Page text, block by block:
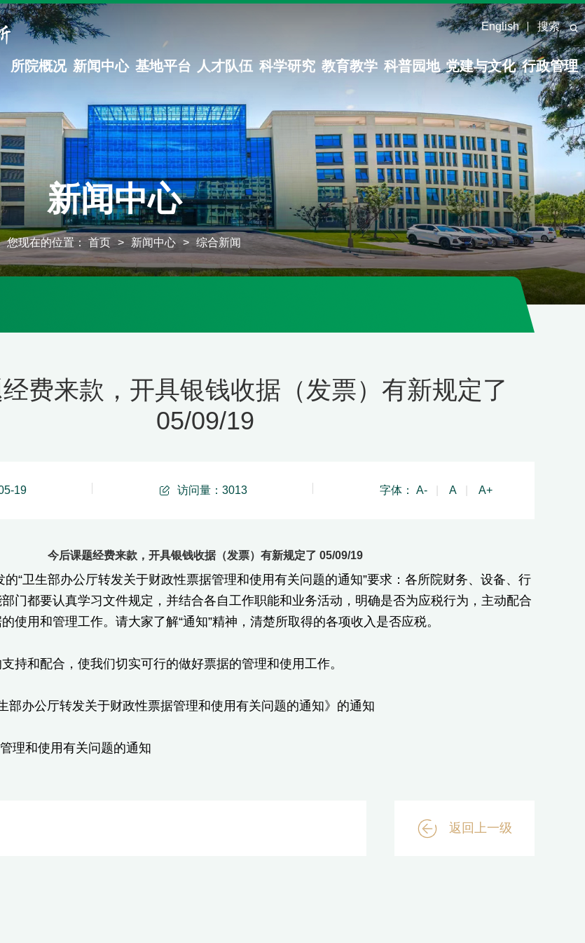
English 搜索
所院概况 新闻中心 基地平台 人才队伍 科学研究 教育教学 科普园地 党建与文化 行政管理
新闻中心
您现在的位置： 首页 > 新闻中心 > 综合新闻
费来款，开具银钱收据（发票）有新规定了
05/09/19
19 访问量： 3013 字体： A- A A+
今后课题经费来款，开具银钱收据（发票）有新规定了 05/09/19
的“卫生部办公厅转发关于财政性票据管理和使用有关问题的通知”要求：各所院财务、设备、行
门都要认真学习文件规定，并结合各自工作职能和业务活动，明确是否为应税行为，主动配合
使用和管理工作。请大家了解“通知”精神，清楚所取得的各项收入是否应税。
持和配合，使我们切实可行的做好票据的管理和使用工作。
部办公厅转发关于财政性票据管理和使用有关问题的通知》的通知
理和使用有关问题的通知
返回上一级